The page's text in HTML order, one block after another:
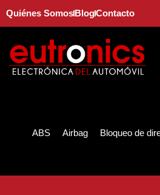
Quiénes SomosBlogContacto
ABS Airbag Bloqueo de